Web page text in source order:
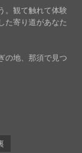
。観て触れて体験
た寄り道があなた
の地、那須で見つ